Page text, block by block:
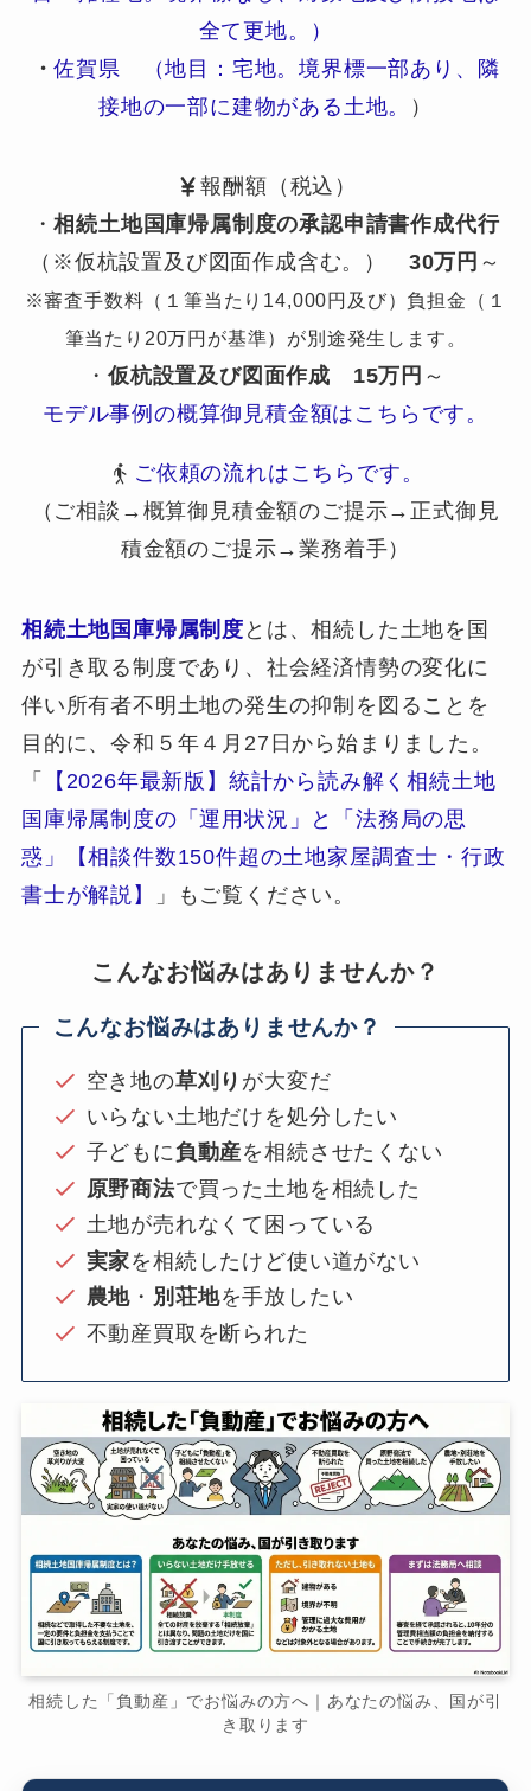
全て更地。）
・佐賀県 （地目：宅地。境界標一部あり、隣
接地の一部に建物がある土地。
）
報酬額（税込）
・相続土地国庫帰属制度の承認申請書作成代行
（※仮杭設置及び図面作成含む。） 30万円 ～
※審査手数料（１筆当たり14,000円及び）負担金（１
筆当たり20万円が基準）が別途発生します。
・ 仮杭設置及び図面作成 15万円 ～
モデル事例の概算御見積金額はこちらです。
ご依頼の流れはこちらです。
（ご相談→概算御見積金額のご提示→正式御見
積金額のご提示→業務着手）
相続土地国庫帰属制度 とは、相続した土地を国
が引き取る制度であり、社会経済情勢の変化に
伴い所有者不明土地の発生の抑制を図ることを
目的に、令和５年４月27日から始まりました。
「
【2026年最新版】統計から読み解く相続土地
国庫帰属制度の「運用状況」と「法務局の思
惑」【相談件数150件超の土地家屋調査士・行政
書士が解説】
」もご覧ください。
こんなお悩みはありませんか？
こんなお悩みはありませんか？
空き地の草刈り が大変だ
いらない土地だけを処分したい
子どもに負動産を相続させたくない
原野商法で買った土地を相続した
土地が売れなくて困っている
実家を相続したけど使い道がない
農地 ・ 別荘地を手放したい
不動産買取を断られた
相続した「負動産」でお悩みの方へ｜あなたの悩み、国が引
き取ります